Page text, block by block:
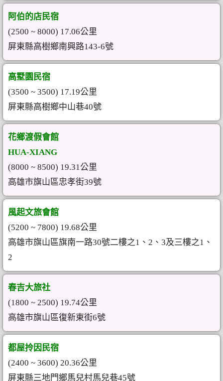
阿伯的店民宿
(2500 ~ 8000) 17.06公里
屏東縣高樹鄉南興路143-6號
高墅園民宿
(3500 ~ 3500) 17.19公里
屏東縣高樹鄉中山巷40號
花鄉渡假會館
HUA-XIANG
(8000 ~ 8500) 19.31公里
高雄市旗山區忠孝街39號
風起文旅會館
(5200 ~ 7800) 19.68公里
高雄市旗山區旗南一路30號二樓之1、2、3及三樓之1、
2
春吉大旅社
(1800 ~ 2500) 19.74公里
高雄市旗山區復新東街6號
都屋拎因民宿
(2400 ~ 3600) 20.36公里
屏東縣三地門鄉馬兒村馬兒巷45號